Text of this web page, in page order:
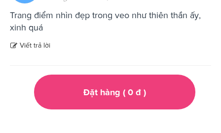
Trang điểm nhìn đẹp trong veo như thiên thần ấy,
xinh quá
Viết trả lời
Đặt hàng ( 0đ )